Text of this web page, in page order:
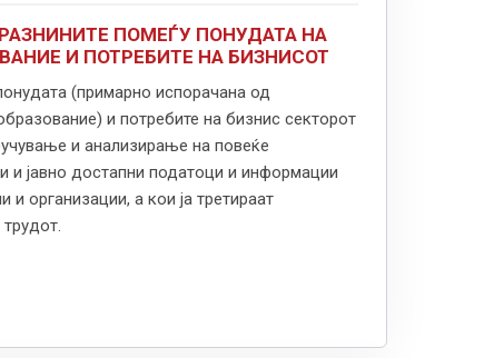
ПОМЕЃУ ПОНУДАТА НА
И ПОТРЕБИТЕ НА БИЗНИСОТ
(примарно испорачана од
и потребите на бизнис секторот
и анализирање на повеќе
и јавно достапни податоци и информации
и организации, а кои ја третираат